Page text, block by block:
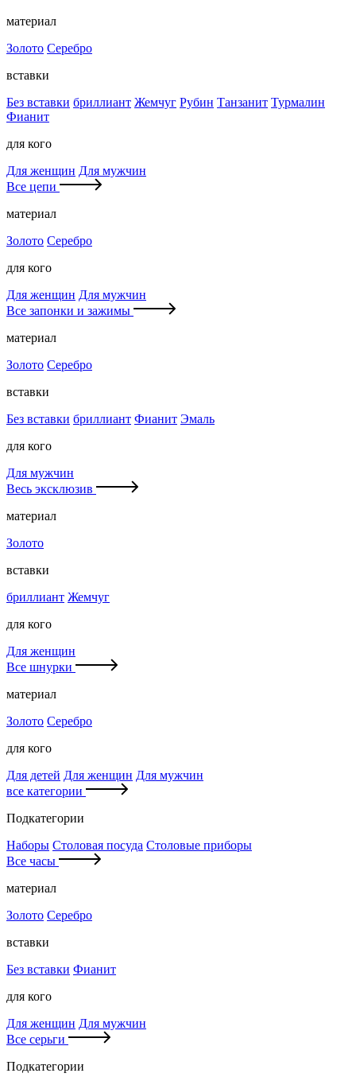
материал
Золото Серебро
вставки
Без вставки бриллиант Жемчуг Рубин Танзанит Турмалин
Фианит
для кого
Для женщин Для мужчин
Все цепи
материал
Золото Серебро
для кого
Для женщин Для мужчин
Все запонки и зажимы
материал
Золото Серебро
вставки
Без вставки бриллиант Фианит Эмаль
для кого
Для мужчин
Весь эксклюзив
материал
Золото
вставки
бриллиант Жемчуг
для кого
Для женщин
Все шнурки
материал
Золото Серебро
для кого
Для детей Для женщин Для мужчин
все категории
Подкатегории
Наборы Столовая посуда Столовые приборы
Все часы
материал
Золото Серебро
вставки
Без вставки Фианит
для кого
Для женщин Для мужчин
Все серьги
Подкатегории